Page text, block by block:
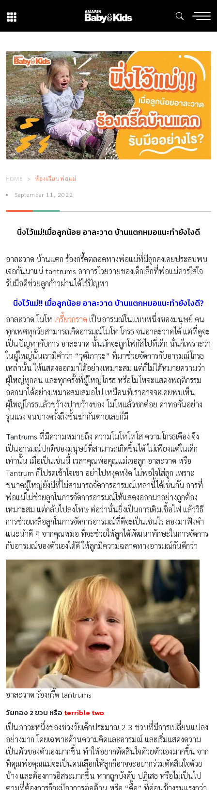
HOME ห้องเรียนพ่อแม่
September 11, 2022
นิ่งไว้แม่!เมื่อลูกน้อย อาละวาด บ้านแตกหมอแนะทำยังไงดี
อาละวาด บ้านแตก ร้องกรี๊ดตลอดทางพ่อแม่ที่มีลูกคงเคยประสบพบ
เจอกันมาแน่ tantrums อาการโวยวายของเด็กเล็กที่พ่อแม่ควรใส่ใจ
รับมือดีช่วยลูกก้าวผ่านได้ไร้ปัญหา
นิ่งไว้แม่!! เมื่อลูกน้อย อาละวาด บ้านแตกหมอแนะทำยังไงดี?
อาละวาด โมโห เกรี้ยวกราด เป็นอารมณ์ในแบบหนึ่งของมนุษย์ คน
ทุกเพศทุกวัยสามารถเกิดอารมณ์โมโห โกรธ จนอาละวาดได้ แต่ที่ดูจะ
เป็นปัญหากับการ อาละวาด นั้นมักจะถูกโฟกัสไปที่เด็ก นั่นก็เพราะว่า
ในผู้ใหญ่นั้นเรามีคำว่า “วุฒิภาวะ” ที่มาช่วยจัดการกับอารมณ์โกรธ
เหล่านั้น ให้แสดงออกมาได้อย่างเหมาะสม แต่ก็ไม่ได้หมายความว่า
ผู้ใหญ่ทุกคน และทุกครั้งที่ผู้ใหญ่โกรธ หรือโมโหจะแสดงพฤติกรรม
ออกมาได้อย่างเหมาะสมเสมอไป เหมือนที่เราอาจจะเคยพบเห็น
ผู้ใหญ่โกรธแล้วขว้างปาขว้างของ โมโหแล้วชกต่อย ด่าทอกันอย่าง
รุนแรง จนบางครั้งถึงขั้นฆ่ากันตายเลยก็มี
Tantrums ที่มีความหมายถึง ความโมโหโทโส ความโกรธเคือง จึง
เป็นอารมณ์ปกติของมนุษย์ที่สามารถเกิดขึ้นได้ ไม่เพียงแต่ในเด็ก
เท่านั้น เมื่อเป็นเช่นนี้ เวลาคุณพ่อคุณแม่เจอลูก อาละวาด หรือ
Tantrum ก็โปรดเข้าใจเขา อย่าไปหงุดหงิด ไม่พอใจใส่ลูก เพราะ
ขนาดผู้ใหญ่ยังมีที่ไม่สามารถจัดการอารมณ์เหล่านี้ได้เช่นกัน การที่
พ่อแม่ไม่ช่วยลูกในการจัดการอารมณ์ให้แสดงออกมาอย่างถูกต้อง
เหมาะสม แต่กลับไปลงโทษ ต่อว่านั่นยิ่งเป็นการเติมเชื้อไฟ แล้ววิธี
การช่วยเหลือลูกในการจัดการอารมณ์ที่ดีจะเป็นเช่นไร ลองมาฟังคำ
แนะนำดี ๆ จากคุณหมอ ที่จะช่วยให้ลูกได้พัฒนาทักษะในการจัดการ
กับอารมณ์ของตัวเองได้ดี ให้ลูกมีความฉลาดทางอารมณ์กันดีกว่า
อาละวาด ร้องกรี๊ด tantrums
วัยทอง 2 ขวบ หรือ terrible two
เป็นภาวะหนึ่งของช่วงวัยเด็กประมาณ 2-3 ขวบที่มีการเปลี่ยนแปลง
อย่างมาก โดยเฉพาะด้านความคิดและอารมณ์ และเริ่มแสดงความ
เป็นตัวของตัวเองมากขึ้น ทำให้อยากตัดสินใจด้วยตัวเองมากขึ้น จาก
ที่คุณพ่อคุณแม่จะเป็นคนเลือกให้ลูกก็อาจจะอยากร่วมตัดสินใจด้วย
บ้าง และต้องการอิสระมากขึ้น หากถูกบังคับ ปฏิเสธ หรือไม่เป็นไป
ตามที่ต้องการก็จะมีอาการต่อต้าน หรือ “ดื้อ” ที่ค่อนข้างรุนแรงกว่า